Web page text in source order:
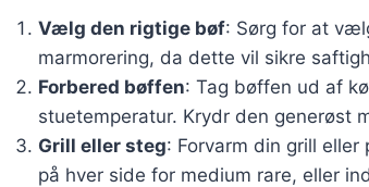
Vælg den rigtige bøf: Sørg for at
marmorering, da dette vil sikre
Forbered bøffen: Tag bøffen ud af
stuetemperatur. Krydr den generøst
Grill eller steg: Forvarm din grill
på hver side for medium rare, eller